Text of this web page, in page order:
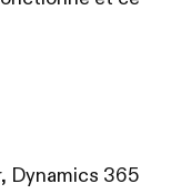
Dynamics 365